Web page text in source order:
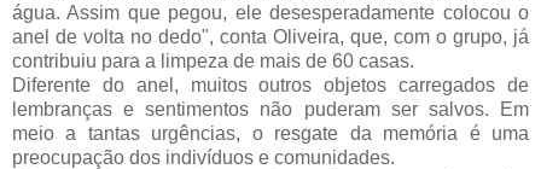
água. Assim que pegou, ele desesperadamente colocou o
anel de volta no dedo", conta Oliveira, que, com o grupo, já
contribuiu para a limpeza de mais de 60 casas.
Diferente do anel, muitos outros objetos carregados de
lembranças e sentimentos não puderam ser salvos. Em
meio a tantas urgências, o resgate da memória é uma
preocupação dos indivíduos e comunidades.